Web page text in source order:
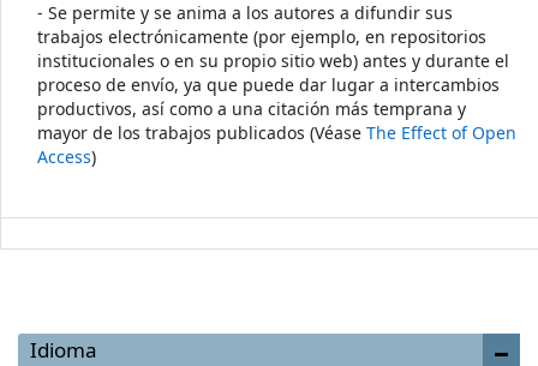
- Se permite y se anima a los autores a difundir sus
trabajos electrónicamente (por ejemplo, en repositorios
institucionales o en su propio sitio web) antes y durante el
proceso de envío, ya que puede dar lugar a intercambios
productivos, así como a una citación más temprana y
mayor de los trabajos publicados (Véase The Effect of Open
Access)
Idioma